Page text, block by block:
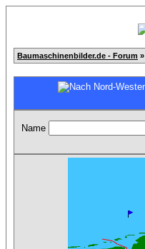
Baumaschinenbilder.de - Forum
Name